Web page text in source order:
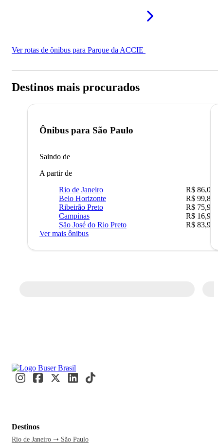
Ver rotas de ônibus para Parque da ACCIE
Destinos mais procurados
Ônibus para São Paulo
Saindo de
A partir de
Rio de Janeiro
R$ 86,00
Belo Horizonte
R$ 99,89
Ribeirão Preto
R$ 75,90
Campinas
R$ 16,90
São José do Rio Preto
R$ 83,90
Ver mais ônibus
Destinos
Rio de Janeiro ➝ São Paulo